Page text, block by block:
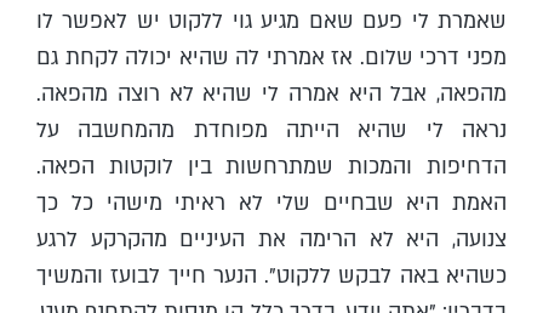
שאמרת לי פעם שאם מגיע גוי ללקוט יש לאפשר לו
מפני דרכי שלום. אז אמרתי לה שהיא יכולה לקחת גם
מהפאה, אבל היא אמרה לי שהיא לא רוצה מהפאה.
נראה לי שהיא הייתה מפוחדת מהמחשבה על
הדחיפות והמכות שמתרחשות בין לוקטות הפאה.
האמת היא שבחיים שלי לא ראיתי מישהי כל כך
צנועה, היא לא הרימה את העיניים מהקרקע לרגע
כשהיא באה לבקש ללקוט". הנער חייך לבועז והמשיך